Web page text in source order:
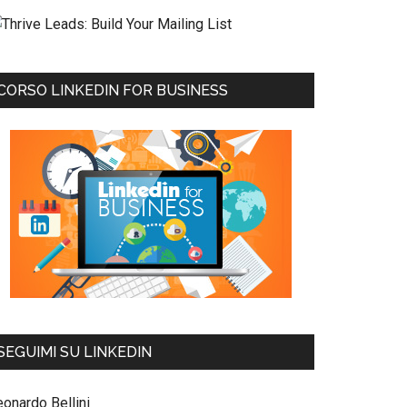
LINKEDIN FOR BUSINESS
SU LINKEDIN
Bellini